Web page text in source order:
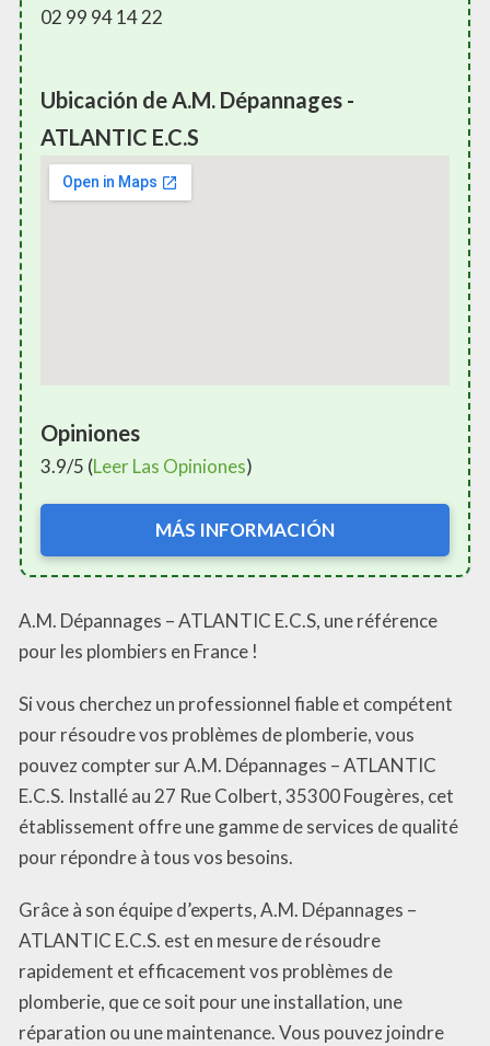
02 99 94 14 22
Ubicación de A.M. Dépannages -
ATLANTIC E.C.S
Opiniones
3.9/5 (Leer Las Opiniones)
MÁS INFORMACIÓN
A.M. Dépannages – ATLANTIC E.C.S, une référence
pour les plombiers en France !
Si vous cherchez un professionnel fiable et compétent
pour résoudre vos problèmes de plomberie, vous
pouvez compter sur A.M. Dépannages – ATLANTIC
E.C.S. Installé au 27 Rue Colbert, 35300 Fougères, cet
établissement offre une gamme de services de qualité
pour répondre à tous vos besoins.
Grâce à son équipe d’experts, A.M. Dépannages –
ATLANTIC E.C.S. est en mesure de résoudre
rapidement et efficacement vos problèmes de
plomberie, que ce soit pour une installation, une
réparation ou une maintenance. Vous pouvez joindre